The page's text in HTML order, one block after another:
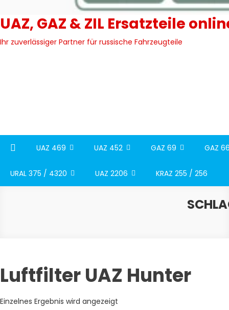
UAZ, GAZ & ZIL Ersatzteile
Ihr zuverlässiger Partner für russische Fahrzeugteile
UAZ 469 UAZ 452 GAZ 69 GAZ
URAL 375 / 4320 UAZ 2206 KRAZ 255 / 256
Luftfilter UAZ Hunter
Einzelnes Ergebnis wird angezeigt